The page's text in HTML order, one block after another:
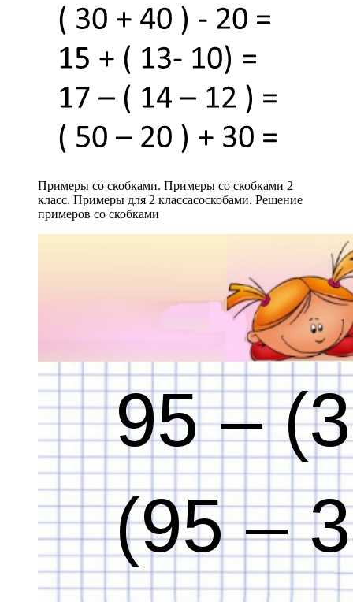
Примеры со скобками. Примеры со скобками 2
класс. Примеры для 2 классасоскобами. Решение
примеров со скобками